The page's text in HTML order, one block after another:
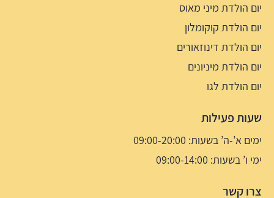
יום הולדת מיני מאוס
יום הולדת קוקומלון
יום הולדת דינוזאורים
יום הולדת מיניונים
יום הולדת לגו
שעות פעילות
ימים א’-ה’ בשעות: 09:00-20:00
ימי ו’ בשעות: 09:00-14:00
צרו קשר